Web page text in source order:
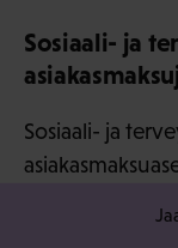
Sosiaali- ja
Sosiaali- ja
on tehty
seurauksena